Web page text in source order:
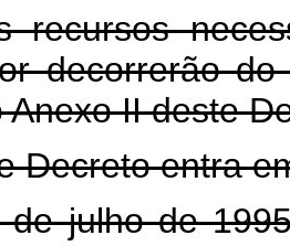
recursos
decorrerão
Anexo II deste
Decreto entra
julho de